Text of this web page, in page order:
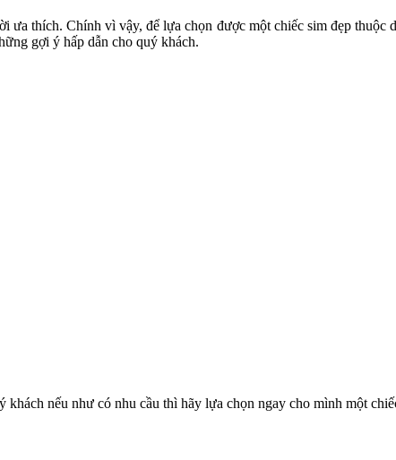
thích. Chính vì vậy, để lựa chọn được một chiếc sim đẹp thuộc
gợi ý hấp dẫn cho quý khách.
khách nếu như có nhu cầu thì hãy lựa chọn ngay cho mình một